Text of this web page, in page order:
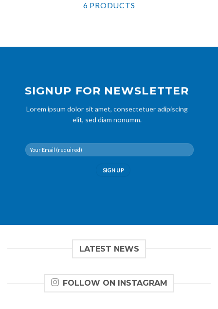
6 PRODUCTS
SIGNUP FOR NEWSLETTER
Lorem ipsum dolor sit amet, consectetuer adipiscing
elit, sed diam nonumm.
LATEST NEWS
FOLLOW ON INSTAGRAM